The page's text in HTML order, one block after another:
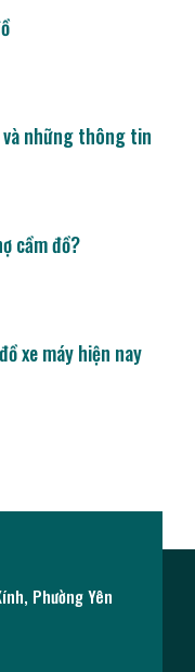
và những thông tin
cầm đồ?
xe máy hiện nay
Phường Yên